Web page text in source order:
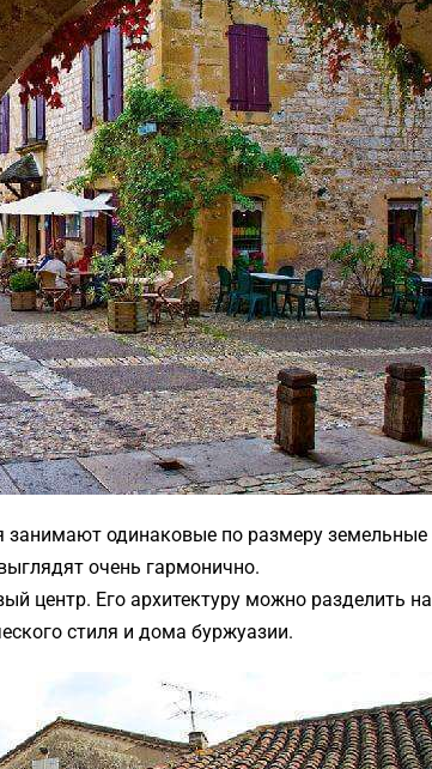
одинаковые по размеру земельные
очень гармонично.
центр. Его архитектуру можно разделить на
стиля и дома буржуазии.